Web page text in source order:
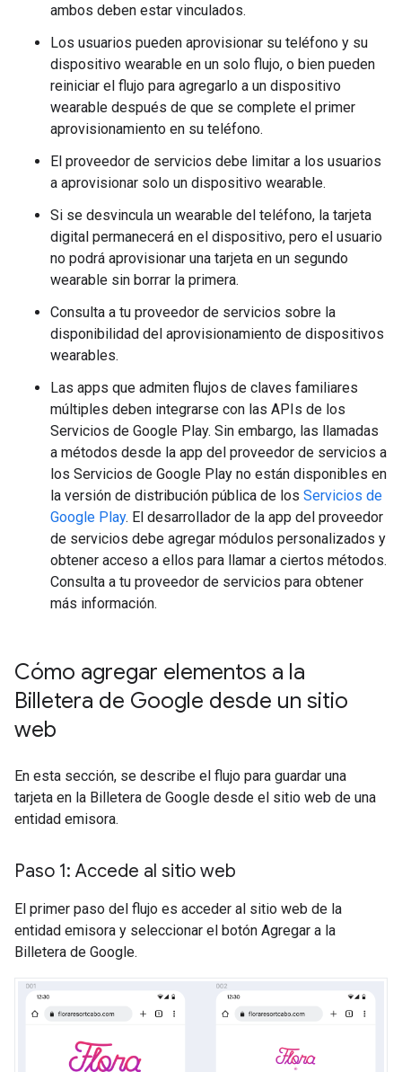
ambos deben estar vinculados.
Los usuarios pueden aprovisionar su teléfono y su
dispositivo wearable en un solo flujo, o bien pueden
reiniciar el flujo para agregarlo a un dispositivo
wearable después de que se complete el primer
aprovisionamiento en su teléfono.
El proveedor de servicios debe limitar a los usuarios
a aprovisionar solo un dispositivo wearable.
Si se desvincula un wearable del teléfono, la tarjeta
digital permanecerá en el dispositivo, pero el usuario
no podrá aprovisionar una tarjeta en un segundo
wearable sin borrar la primera.
Consulta a tu proveedor de servicios sobre la
disponibilidad del aprovisionamiento de dispositivos
wearables.
Las apps que admiten flujos de claves familiares
múltiples deben integrarse con las APIs de los
Servicios de Google Play. Sin embargo, las llamadas
a métodos desde la app del proveedor de servicios a
los Servicios de Google Play no están disponibles en
la versión de distribución pública de los Servicios de
Google Play. El desarrollador de la app del proveedor
de servicios debe agregar módulos personalizados y
obtener acceso a ellos para llamar a ciertos métodos.
Consulta a tu proveedor de servicios para obtener
más información.
Cómo agregar elementos a la
Billetera de Google desde un sitio
web
En esta sección, se describe el flujo para guardar una
tarjeta en la Billetera de Google desde el sitio web de una
entidad emisora.
Paso 1: Accede al sitio web
El primer paso del flujo es acceder al sitio web de la
entidad emisora y seleccionar el botón Agregar a la
Billetera de Google.